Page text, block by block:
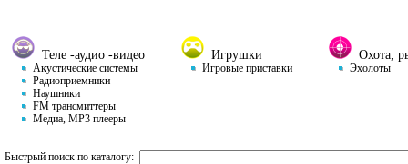
Теле -аудио -видео
Акустические системы
Радиоприемники
Наушники
FM трансмиттеры
Медиа, MP3 плееры
Игрушки
Игровые приставки
Охота,
Эхолоты
Быстрый поиск по каталогу: